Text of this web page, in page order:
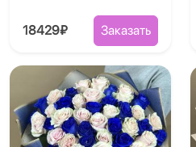
18429₽ Заказать